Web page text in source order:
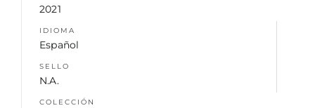
2021
IDIOMA
Español
SELLO
N.A.
COLECCIÓN